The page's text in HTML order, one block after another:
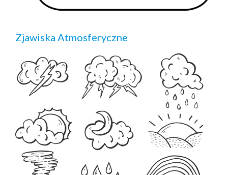
Zjawiska Atmosferyczne